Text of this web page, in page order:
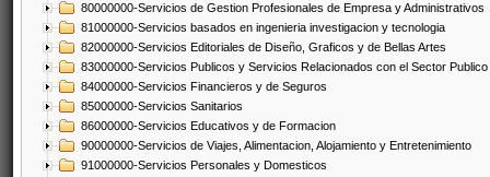
80000000-Servicios de Gestion Profesionales de Empresa y Administrativos
81000000-Servicios basados en ingenieria investigacion y tecnologia
82000000-Servicios Editoriales de Diseño, Graficos y de Bellas Artes
83000000-Servicios Publicos y Servicios Relacionados con el Sector Publico
84000000-Servicios Financieros y de Seguros
85000000-Servicios Sanitarios
86000000-Servicios Educativos y de Formacion
90000000-Servicios de Viajes, Alimentacion, Alojamiento y Entretenimiento
91000000-Servicios Personales y Domesticos